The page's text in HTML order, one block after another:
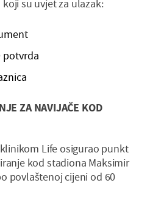
su uvjet za ulazak:
potvrda
ZA NAVIJAČE KOD
Life osigurao punkt
kod stadiona Maksimir
povlaštenoj cijeni od 60